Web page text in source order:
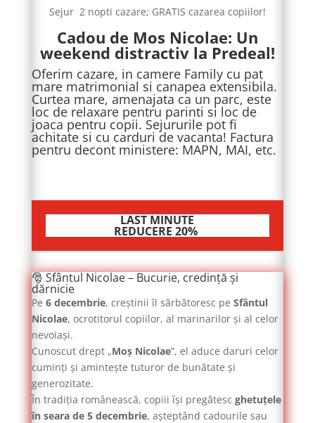
Sejur 2 nopti cazare; GRATIS cazarea copiilor!
Cadou de Mos Nicolae: Un
weekend distractiv la Predeal!
Oferim cazare, in camere Family cu pat
mare matrimonial si canapea extensibila.
Curtea mare, amenajata ca un parc, este
loc de relaxare pentru parinti si loc de
joaca pentru copii. Sejururile pot fi
achitate si cu carduri de vacanta! Factura
pentru decont ministere: MAPN, MAI, etc.
LAST MINUTE
REDUCERE 20%
🎅 Sfântul Nicolae – Bucurie, credință și
dărnicie
Pe 6 decembrie, creștinii îl sărbătoresc pe Sfântul
Nicolae, ocrotitorul copiilor, al marinarilor și al celor
nevoiași.
Cunoscut drept „Moș Nicolae”, el aduce daruri celor
cuminți și amintește tuturor de bunătate și
generozitate.
În tradiția românească, copiii își pregătesc ghetuțele
în seara de 5 decembrie, așteptând cadourile sau